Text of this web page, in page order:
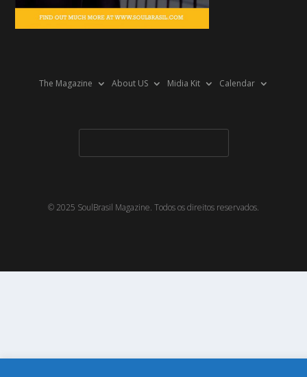
The Magazine About US Midia Kit Calendar
© 2025 SoulBrasil Magazine. Todos os direitos reservados.